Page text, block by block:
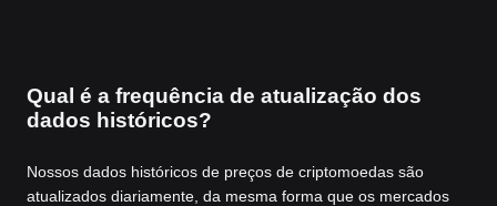
Qual é a frequência de atualização dos
dados históricos?
Nossos dados históricos de preços de criptomoedas são
atualizados diariamente, da mesma forma que os mercados